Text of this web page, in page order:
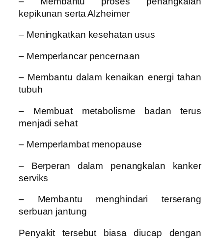
kepikunan serta Alzheimer
– Meningkatkan kesehatan usus
– Memperlancar pencernaan
– Membantu dalam kenaikan energi tahan
tubuh
– Membuat metabolisme badan terus
menjadi sehat
– Memperlambat menopause
– Berperan dalam penangkalan kanker
serviks
– Membantu menghindari terserang
serbuan jantung
Penyakit tersebut biasa diucap dengan